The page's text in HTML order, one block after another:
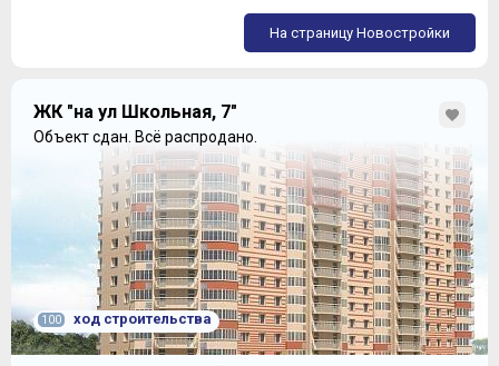
На страницу Новостройки
ЖК "на ул Школьная, 7"
Объект сдан. Всё распродано.
100 ход строительства